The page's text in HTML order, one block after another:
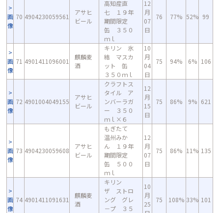
画
像
70 4904230059561
アサヒ
ビール
高知産直
七 １９年
期間限定
缶 ３５０
ｍｌ
12
月
07
日
76 77% 52% 99
画
像
71 4901411096001
麒麟麦
酒
キリン 氷
結 マスカ
ット 缶
３５０ｍｌ
10
月
04
日
75 94% 6% 106
画
像
72 4901004049155
アサヒ
ビール
クラフトス
タイル ア
ンバーラガ
ー ３５０
ｍｌ×６
12
月
15
日
75 86% 9% 621
画
像
73 4904230059608
アサヒ
ビール
もぎたて
温州みか
ん １９年
期間限定
缶 ５００
ｍｌ
12
月
07
日
75 86% 11% 135
画
像
74 4901411091631
麒麟麦
酒
キリン
ザ ストロ
ング グレ
－プ ３５
10
月
25
75 108% 33% 101